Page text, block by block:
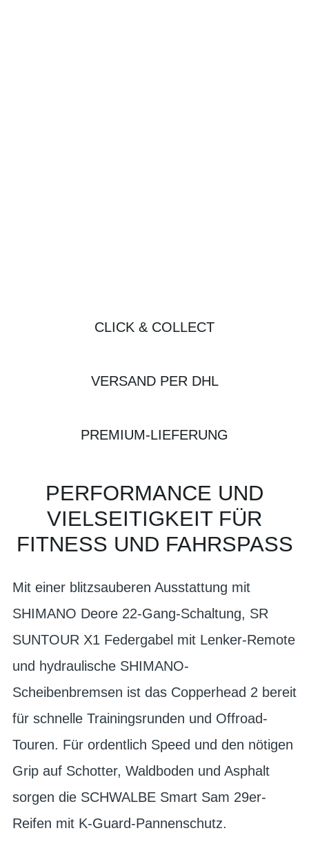
CLICK & COLLECT
VERSAND PER DHL
PREMIUM-LIEFERUNG
PERFORMANCE UND
VIELSEITIGKEIT FÜR
FITNESS UND FAHRSPASS
Mit einer blitzsauberen Ausstattung mit
SHIMANO Deore 22-Gang-Schaltung, SR
SUNTOUR X1 Federgabel mit Lenker-Remote
und hydraulische SHIMANO-
Scheibenbremsen ist das Copperhead 2 bereit
für schnelle Trainingsrunden und Offroad-
Touren. Für ordentlich Speed und den nötigen
Grip auf Schotter, Waldboden und Asphalt
sorgen die SCHWALBE Smart Sam 29er-
Reifen mit K-Guard-Pannenschutz.